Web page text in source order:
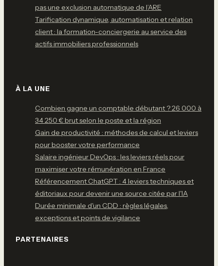
pas une exclusion automatique de l’ARE
Tarification dynamique, automatisation et relation
client : la formation-conciergerie au service des
actifs immobiliers professionnels
À LA UNE
Combien gagne un comptable débutant ? 26 000 à
34 250 € brut selon le poste et la région
Gain de productivité : méthodes de calcul et leviers
pour booster votre performance
Salaire ingénieur DevOps : les leviers réels pour
maximiser votre rémunération en France
Référencement ChatGPT : 4 leviers techniques et
éditoriaux pour devenir une source citée par l'IA
Durée minimale d'un CDD : règles légales,
exceptions et points de vigilance
PARTENAIRES